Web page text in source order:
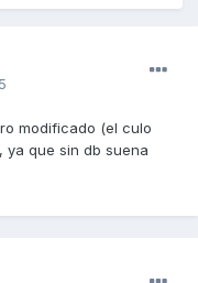
modificado (el culo
ya que sin db suena